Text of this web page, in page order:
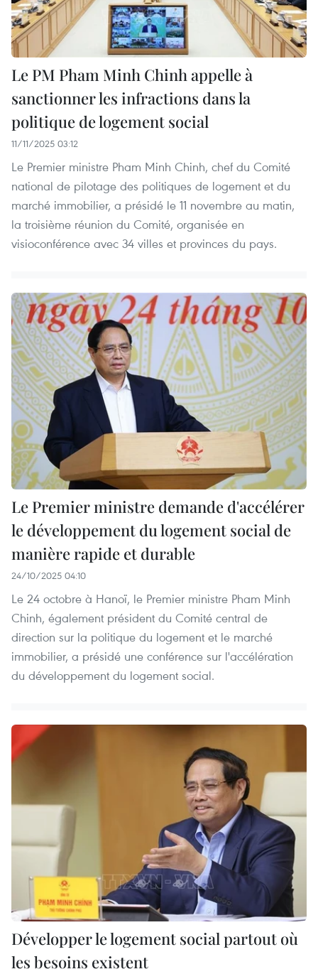
Le PM Pham Minh Chinh appelle à
sanctionner les infractions dans la
politique de logement social
11/11/2025 03:12
Le Premier ministre Pham Minh Chinh, chef du Comité
national de pilotage des politiques de logement et du
marché immobilier, a présidé le 11 novembre au matin,
la troisième réunion du Comité, organisée en
visioconférence avec 34 villes et provinces du pays.
Le Premier ministre demande d'accélérer
le développement du logement social de
manière rapide et durable
24/10/2025 04:10
Le 24 octobre à Hanoï, le Premier ministre Pham Minh
Chinh, également président du Comité central de
direction sur la politique du logement et le marché
immobilier, a présidé une conférence sur l'accélération
du développement du logement social.
Développer le logement social partout où
les besoins existent